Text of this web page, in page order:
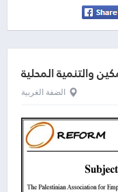
والتنمية المحلية
الضفة الغربية